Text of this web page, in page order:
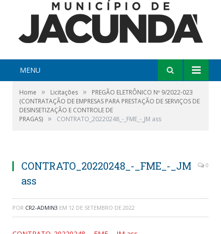
MENU
Home » Licitações »
PREGÃO ELETRÔNICO Nº 9/2022-023
(CONTRATAÇÃO DE EMPRESAS PARA PRESTAÇÃO DE SERVIÇOS DE
DESINSETIZAÇÃO E CONTROLE DE
PRAGAS) » CONTRATO_20220248_-_FME_-_JM ass
CONTRATO_20220248_-_FME_-_JM
ass
0
POR CR2-ADMIN3 EM 12 DE SETEMBRO DE 2022